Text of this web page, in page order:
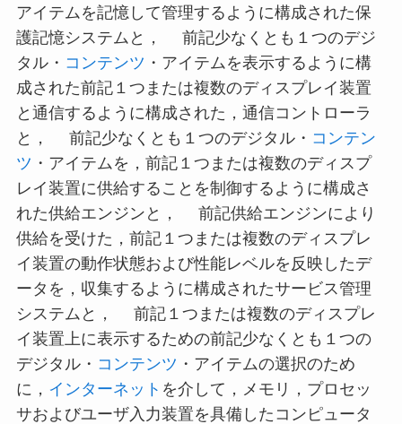
アイテムを記憶して管理するように構成された保
護記憶システムと， 前記少なくとも１つのデジ
タル・ コンテンツ ・アイテムを表示するように構
成された前記１つまたは複数のディスプレイ装置
と通信するように構成された，通信コントローラ
と， 前記少なくとも１つのデジタル・ コンテン
ツ ・アイテムを，前記１つまたは複数のディスプ
レイ装置に供給することを制御するように構成さ
れた供給エンジンと， 前記供給エンジンにより
供給を受けた，前記１つまたは複数のディスプレ
イ装置の動作状態および性能レベルを反映したデ
ータを，収集するように構成されたサービス管理
システムと， 前記１つまたは複数のディスプレ
イ装置上に表示するための前記少なくとも１つの
デジタル・ コンテンツ ・アイテムの選択のため
に， インターネット を介して，メモリ，プロセッ
サおよびユーザ入力装置を具備したコンピュータ